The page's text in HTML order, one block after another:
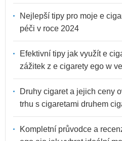
Nejlepší tipy pro moje e
péči v roce 2024
Efektivní tipy jak využít e
zážitek z e cigarety ego w
Druhy cigaret a jejich ceny
trhu s cigaretami druhem
Kompletní průvodce a